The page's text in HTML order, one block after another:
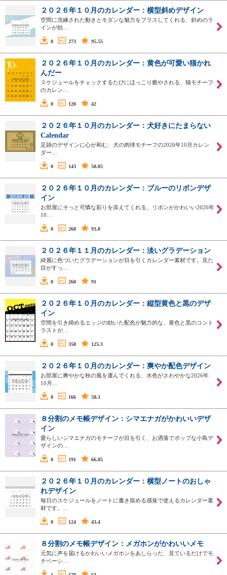
２０２６年１０月のカレンダー：横型斜めデザイン
空間に洗練された動きとモダンな魅力をプラスしてくれる、斜めのラ
インが効…
0 273 95.55
２０２６年１０月のカレンダー：黄色が可愛い猫かれ
んだー
スケジュールをチェックするたびにほっこり癒やされる、猫モチーフ
のカレン…
0 120 42
２０２６年１０月のカレンダー：犬好きにたまらない
Calendar
足跡のデザインに心が和む、犬の肉球モチーフの2026年10月カレン
ダー…
0 143 50.05
２０２６年１０月のカレンダー：ブルーのリボンデザ
イン
お部屋にそっと可憐な彩りを添えてくれる、リボンがかわいい2026年
10…
0 268 93.8
２０２６年１１月のカレンダー：淡いグラデーション
綺麗に色づいたグラデーションが目を引くカレンダー素材です。見た
目がすっ…
0 260 91
２０２６年１０月のカレンダー：縦型黄色と黒のデザ
イン
空間を引き締めるエッジの効いた配色が魅力的な、黄色と黒のコント
ラストが…
0 358 125.3
２０２６年１０月のカレンダー：爽やか配色デザイン
お部屋に爽やかな秋の風を運んでくれる、水色がさわやかな2026年
10月…
0 166 58.1
８分割のメモ帳デザイン：シマエナガがかわいいデザ
イン
愛らしいシマエナガのモチーフが目を引く、お洒落でポップな小鳥デ
ザインの…
0 191 66.85
２０２６年１０月のカレンダー：横型ノートのおしゃ
れデザイン
毎日のスケジュールをノートに書き留める感覚で使えるカレンダー素
材です。…
0 124 43.4
８分割のメモ帳デザイン：メガホンがかわいいメモ
元気に声を届けるかわいいメガホンをあしらった、見ているだけでモ
チベーシ…